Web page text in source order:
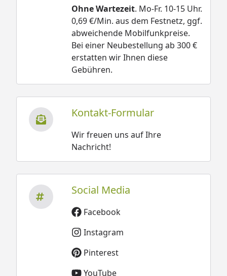
Ohne Wartezeit. Mo-Fr. 10-15 Uhr.
0,69 €/Min. aus dem Festnetz, ggf.
abweichende Mobilfunkpreise.
Bei einer Neubestellung ab 300 €
erstatten wir Ihnen diese
Gebühren.
Kontakt-Formular
Wir freuen uns auf Ihre
Nachricht!
Social Media
Facebook
Instagram
Pinterest
YouTube